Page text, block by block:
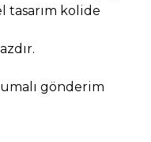
tasarım kolide
gönderim